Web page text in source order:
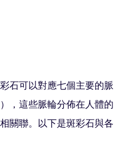
石可以對應七個主要的脈
，這些脈輪分佈在人體的
關聯。以下是斑彩石與各